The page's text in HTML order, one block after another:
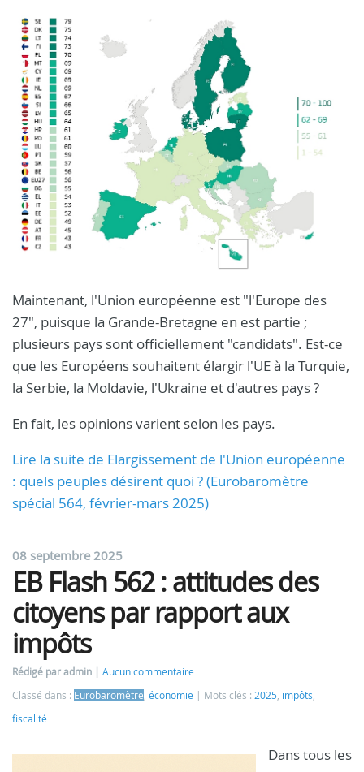
Maintenant, l'Union européenne est "l'Europe des
27", puisque la Grande-Bretagne en est partie ;
plusieurs pays sont officiellement "candidats". Est-ce
que les Européens souhaitent élargir l'UE à la Turquie,
la Serbie, la Moldavie, l'Ukraine et d'autres pays ?
En fait, les opinions varient selon les pays.
Lire la suite de Elargissement de l'Union européenne
: quels peuples désirent quoi ? (Eurobaromètre
spécial 564, février-mars 2025)
08 septembre 2025
EB Flash 562 : attitudes des
citoyens par rapport aux
impôts
Rédigé par admin
Aucun commentaire
Classé dans : Eurobaromètre économie Mots clés : 2025 impôts
fiscalité
Dans tous les